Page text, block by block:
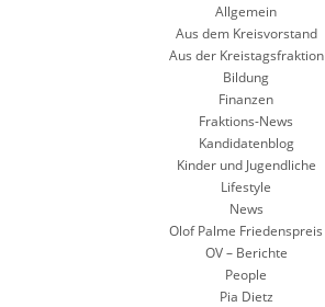
Allgemein
Aus dem Kreisvorstand
Aus der Kreistagsfraktion
Bildung
Finanzen
Fraktions-News
Kandidatenblog
Kinder und Jugendliche
Lifestyle
News
Olof Palme Friedenspreis
OV – Berichte
People
Pia Dietz